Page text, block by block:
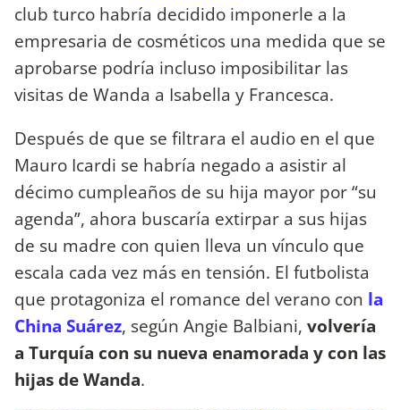
club turco habría decidido imponerle a la
empresaria de cosméticos una medida que se
aprobarse podría incluso imposibilitar las
visitas de Wanda a Isabella y Francesca.
Después de que se filtrara el audio en el que
Mauro Icardi se habría negado a asistir al
décimo cumpleaños de su hija mayor por “su
agenda”, ahora buscaría extirpar a sus hijas
de su madre con quien lleva un vínculo que
escala cada vez más en tensión. El futbolista
que protagoniza el romance del verano con la
China Suárez, según Angie Balbiani, volvería
a Turquía con su nueva enamorada y con las
hijas de Wanda.